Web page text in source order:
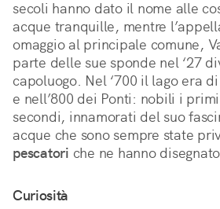
secoli hanno dato il nome alle
acque tranquille, mentre
omaggio al principale comune,
parte delle sue sponde nel ‘27
capoluogo. Nel ‘700 il lago era
e nell’800 dei Ponti: nobili i
secondi, innamorati del suo
acque che sono sempre state
pescatori che ne hanno
Curiosità